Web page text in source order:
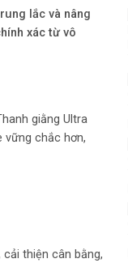
lắc và nâng
xác từ vô
giằng Ultra
vững chắc hơn,
thiện cân bằng,